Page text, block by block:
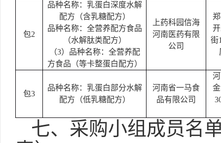
包2
品种名称：乳蛋白深度水解
配方（含乳糖配方）
品种名称：全营养配方食品
（水解肽类配方）
（3）品种名称：全营养配
方食品（等卡整蛋白配方）
上药科园信海
河南医药有限
公司
街
包3
品种名称：乳蛋白部分水解
配方（低乳糖配方）
河南省一马食
品有限公司
七、采购小组成员名